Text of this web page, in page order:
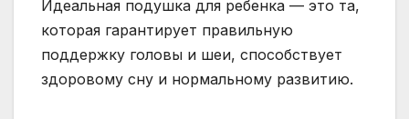
Идеальная подушка для ребенка — это та,
которая гарантирует правильную
поддержку головы и шеи, способствует
здоровому сну и нормальному развитию.